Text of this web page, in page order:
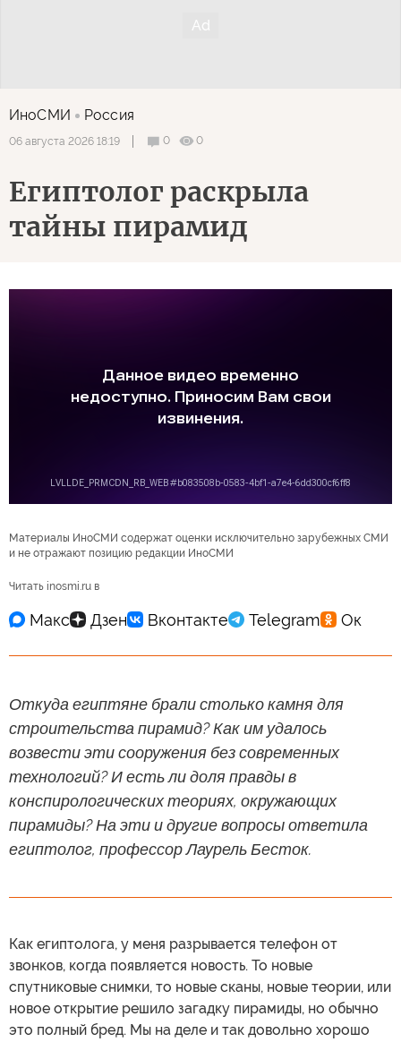
ИноСМИ Россия
06 августа 2026 18:19 0 0
Египтолог раскрыла
тайны пирамид
Материалы ИноСМИ содержат оценки исключительно зарубежных СМИ
и не отражают позицию редакции ИноСМИ
Читать inosmi.ru в
Откуда египтяне брали столько камня для
строительства пирамид? Как им удалось
возвести эти сооружения без современных
технологий? И есть ли доля правды в
конспирологических теориях, окружающих
пирамиды? На эти и другие вопросы ответила
египтолог, профессор Лаурель Бесток.
Как египтолога, у меня разрывается телефон от
звонков, когда появляется новость. То новые
спутниковые снимки, то новые сканы, новые теории, или
новое открытие решило загадку пирамиды, но обычно
это полный бред. Мы на деле и так довольно хорошо